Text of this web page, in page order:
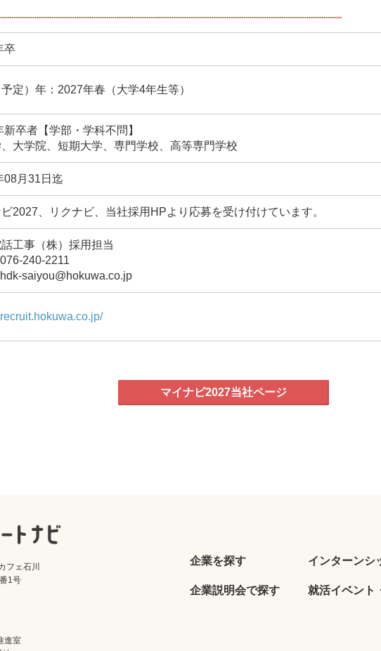
卒
定）年：2027年春（大学4年生等）
新卒者【学部・学科不問】
大学院、短期大学、専門学校、高等専門学校
08月31日迄
2027、リクナビ、当社採用HPより応募を受け付けています。
工事（株）採用担当
240-2211
saiyou@hokuwa.co.jp
マイナビ2027当社ページ
フェ石川
1号
進室
企業を探す
企業説明会で探す
インターンシ
就活イベント